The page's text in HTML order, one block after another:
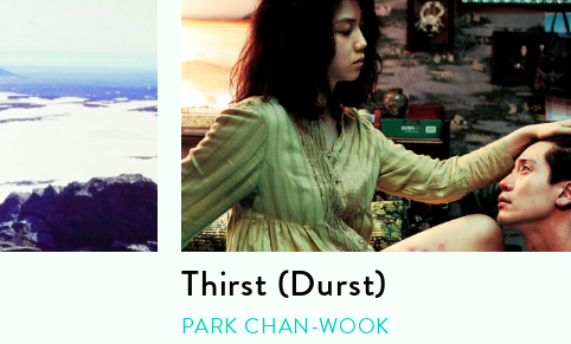
Thirst (Durst)
PARK CHAN-WOOK